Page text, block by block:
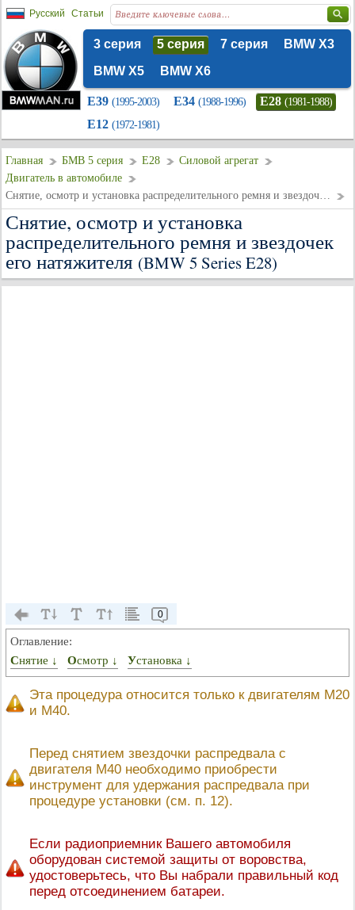
Русский Статьи
3 серия 5 серия 7 серия
BMW X3
BMW X5
BMW X6
E39 (1995-2003) E34 (1988-1996) E28 (1981-1988)
E12 (1972-1981)
Главная БМВ 5 серия E28
Силовой агрегат
Двигатель в автомобиле
Снятие, осмотр и установка распределительного ремня и звездочек его натяжителя
Снятие, осмотр и установка
распределительного ремня и звездочек
его натяжителя (BMW 5 Series E28)
0
Оглавление:
Снятие ↓
Осмотр ↓ Установка ↓
Эта процедура относится только к двигателям М20
и М40.
Перед снятием звездочки распредвала с
двигателя М40 необходимо приобрести
инструмент для удержания распредвала при
процедуре установки (см. п. 12).
Если радиоприемник Вашего автомобиля
оборудован системой защиты от воровства,
удостоверьтесь, что Вы набрали правильный код
перед отсоединением батареи.